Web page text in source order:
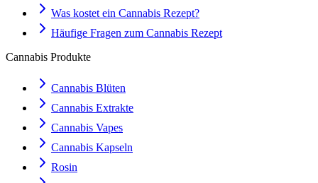
Was kostet ein Cannabis Rezept?
Häufige Fragen zum Cannabis Rezept
Cannabis Produkte
Cannabis Blüten
Cannabis Extrakte
Cannabis Vapes
Cannabis Kapseln
Rosin